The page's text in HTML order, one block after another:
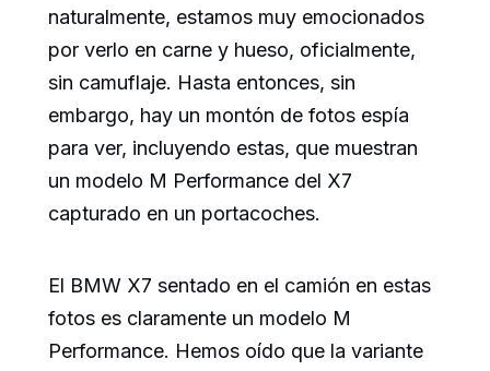
naturalmente, estamos muy emocionados
por verlo en carne y hueso, oficialmente,
sin camuflaje. Hasta entonces, sin
embargo, hay un montón de fotos espía
para ver, incluyendo estas, que muestran
un modelo M Performance del X7
capturado en un portacoches.
El BMW X7 sentado en el camión en estas
fotos es claramente un modelo M
Performance. Hemos oído que la variante